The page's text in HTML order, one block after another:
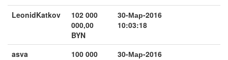
LeonidKatkov
102 000
000,00
BYN
30-Мар-2016
10:03:18
asva
100 000
30-Мар-2016